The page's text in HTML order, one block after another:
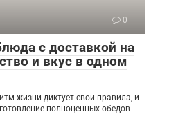
0
с доставкой на
и вкус в одном
жизни диктует свои правила, и
полноценных обедов